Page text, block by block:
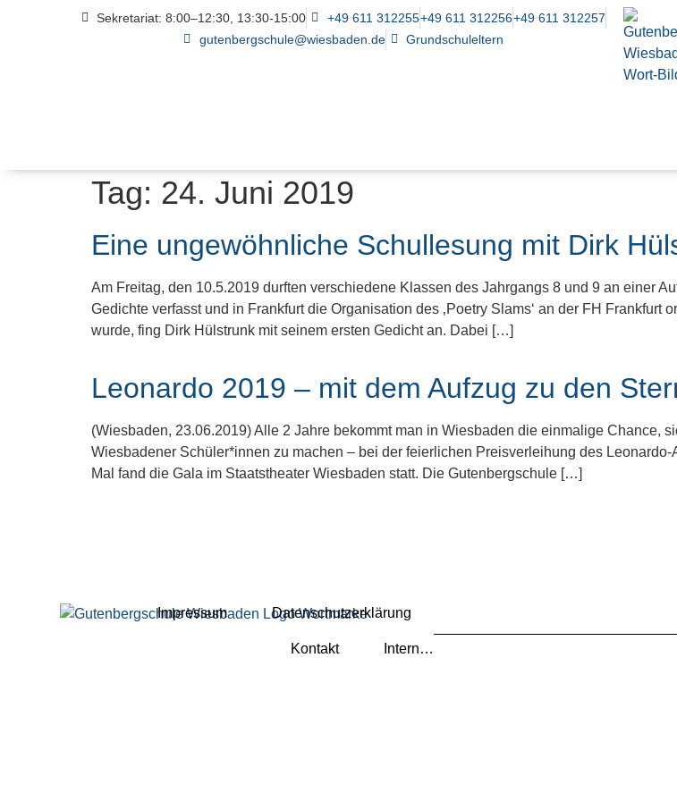
Sekretariat: 8:00–12:30, 13:30-15:00 +49 611 312255+49 611 312256+49 611 312257
gutenbergschule@wiesbaden.de
Grundschuleltern
Tag: 24. Juni 2019
Eine ungewöhnliche Schullesung mit Dirk
Am Freitag, den 10.5.2019 durften verschiedene Klassen des Jahrgangs 8 und 9 an einer
Gedichte verfasst und in Frankfurt die Organisation des ‚Poetry Slams‘ an der FH Frankfurt
wurde, fing Dirk Hülstrunk mit seinem ersten Gedicht an. Dabei […]
Leonardo 2019 – mit dem Aufzug zu den
(Wiesbaden, 23.06.2019) Alle 2 Jahre bekommt man in Wiesbaden die einmalige Chance,
Wiesbadener Schüler*innen zu machen – bei der feierlichen Preisverleihung des
Mal fand die Gala im Staatstheater Wiesbaden statt. Die Gutenbergschule […]
Impressum Datenschutzerklärung
Kontakt Intern…